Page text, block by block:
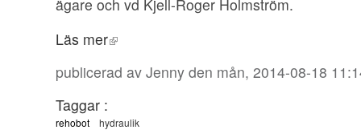
ägare och vd Kjell-Roger Holmström.
Läs mer
publicerad av Jennyden mån, 2014-08-18
Taggar :
rehobot hydraulik